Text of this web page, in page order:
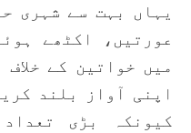
یہاں بہت سے شہری
عورتیں، اکٹھے
میں خواتین کے
اپنی آواز بلند
کیونکہ بڑی